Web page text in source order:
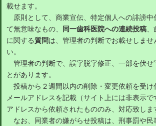
載せます。
原則として、商業宣伝、特定個人への誹謗中
て無意味なもの、
同一歯科医院への連続投稿、
に関する質問は、管理者の判断でお載せしませ
い。
管理者の判断で、誤字脱字修正、一部を伏せ
とがあります。
投稿から２週間以内の削除・変更依頼を受け
メールアドレスを記載（サイト上には非表示
アドレスから依頼されたもののみ、対応致しま
なお、同業者の嫌がらせ投稿は、刑事罰や民